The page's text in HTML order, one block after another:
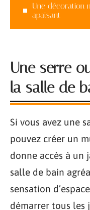
Une décoration
apaisant
Une serre
la salle de
Si vous avez une
pouvez créer un
donne accès à
salle de bain
sensation
démarrer tous les